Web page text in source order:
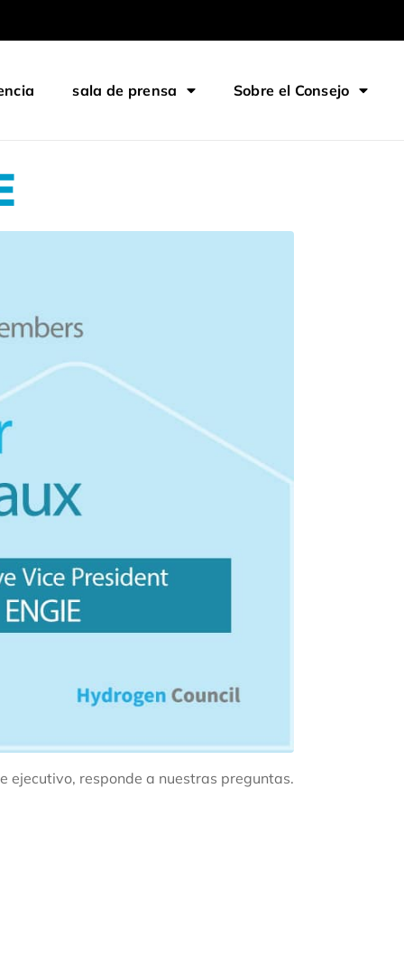
sala de prensa Sobre el Consejo
ejecutivo, responde a nuestras preguntas.